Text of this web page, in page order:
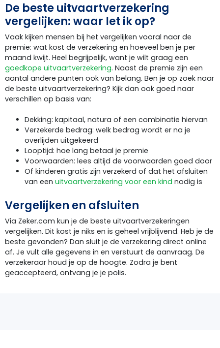
De beste uitvaartverzekering
vergelijken: waar let ik op?
Vaak kijken mensen bij het vergelijken vooral naar de
premie: wat kost de verzekering en hoeveel ben je per
maand kwijt. Heel begrijpelijk, want je wilt graag een
goedkope uitvaartverzekering. Naast de premie zijn een
aantal andere punten ook van belang. Ben je op zoek naar
de beste uitvaartverzekering? Kijk dan ook goed naar
verschillen op basis van:
Dekking: kapitaal, natura of een combinatie hiervan
Verzekerde bedrag: welk bedrag wordt er na je
overlijden uitgekeerd
Looptijd: hoe lang betaal je premie
Voorwaarden: lees altijd de voorwaarden goed door
Of kinderen gratis zijn verzekerd of dat het afsluiten
van een uitvaartverzekering voor een kind nodig is
Vergelijken en afsluiten
Via Zeker.com kun je de beste uitvaartverzekeringen
vergelijken. Dit kost je niks en is geheel vrijblijvend. Heb je de
beste gevonden? Dan sluit je de verzekering direct online
af. Je vult alle gegevens in en verstuurt de aanvraag. De
verzekeraar houd je op de hoogte. Zodra je bent
geaccepteerd, ontvang je je polis.